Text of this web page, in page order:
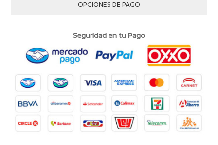
OPCIONES DE PAGO
Seguridad en tu Pago